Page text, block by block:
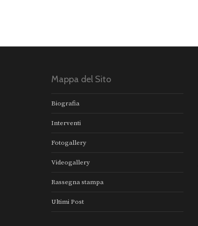
Mappa del Sito
Biografia
Interventi
Fotogallery
Videogallery
Rassegna stampa
Ultimi Post